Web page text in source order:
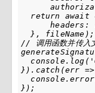
return await
headers:
  }, fileName);
// 调用函数并传入
}).catch(err
});